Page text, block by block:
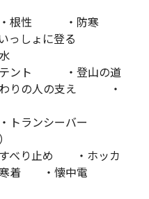
根性 ・防寒
ょに登る
水
ント ・登山の道
の人の支え ・
ランシーバー
り止め ・ホッカ
着 ・懐中電